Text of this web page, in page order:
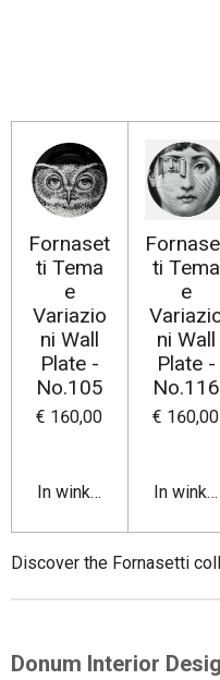
Fornaset
ti Tema
e
Variazio
ni Wall
Plate -
No.105
€ 160,00
In winkelwagen
ti Tema
e
ni Wall
Plate -
No.116
€ 160,00
In
Discover the Fornasetti
Donum Interior